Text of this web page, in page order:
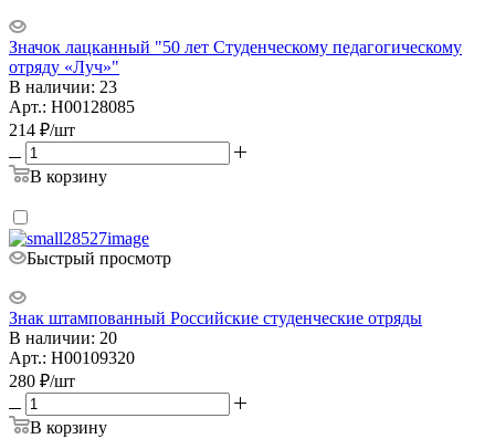
Значок лацканный "50 лет Студенческому педагогическому
отряду «Луч»"
В наличии: 23
Арт.: Н00128085
214 ₽/шт
В корзину
Быстрый просмотр
Знак штампованный Российские студенческие отряды
В наличии: 20
Арт.: Н00109320
280 ₽/шт
В корзину